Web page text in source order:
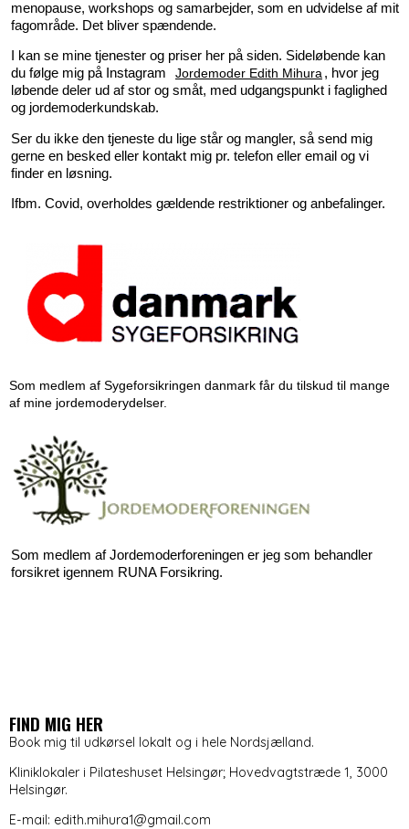
menopause, workshops og samarbejder, som en udvidelse af mit
fagområde. Det bliver spændende.
I kan se mine tjenester og priser her på siden. Sideløbende kan
du følge mig på Instagram
Jordemoder Edith Mihura, hvor jeg
løbende deler ud af stor og småt, med udgangspunkt i faglighed
og jordemoderkundskab.
Ser du ikke den tjeneste du lige står og mangler, så send mig
gerne en besked eller kontakt mig pr. telefon eller email og vi
finder en løsning.
Ifbm. Covid, overholdes gældende restriktioner og anbefalinger.
Som medlem af Sygeforsikringen danmark får du tilskud til mange
af mine jordemoderydelser.
Som medlem af Jordemoderforeningen er jeg som behandler
forsikret igennem RUNA Forsikring.
FIND MIG HER
Book mig til udkørsel lokalt og i hele Nordsjælland.
Kliniklokaler i Pilateshuset Helsingør; Hovedvagtstræde 1, 3000
Helsingør.
E-mail: edith.mihura1@gmail.com